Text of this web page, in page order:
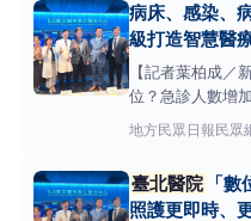
病床、感染、
級打造智慧醫
【記者葉柏成／
位？急診人數增
常，又該如何即
詢、人工彙整的
整合中心」（
地方民眾日報民眾
臺北醫院 「
照護更即時、